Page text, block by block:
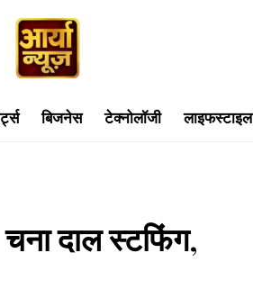
बिजनेस टेक्नोलॉजी लाइफस्टाइल
दाल स्टफिंग,